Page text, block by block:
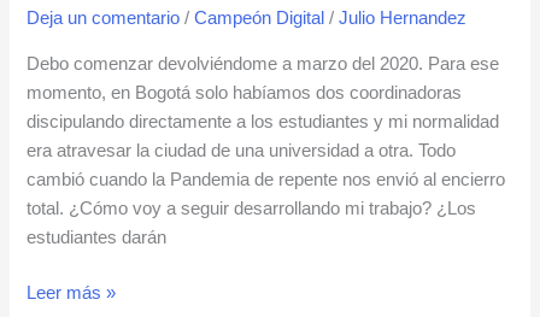
Deja un comentario /Campeón Digital /Julio Hernandez
Debo comenzar devolviéndome a marzo del 2020. Para ese
momento, en Bogotá solo habíamos dos coordinadoras
discipulando directamente a los estudiantes y mi normalidad
era atravesar la ciudad de una universidad a otra. Todo
cambió cuando la Pandemia de repente nos envió al encierro
total. ¿Cómo voy a seguir desarrollando mi trabajo? ¿Los
estudiantes darán
Su
Obra
Leer más »